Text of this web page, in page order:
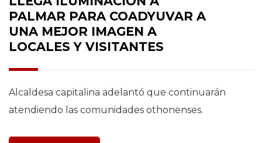
PALMAR PARA COADYUVAR A
UNA MEJOR IMAGEN A
LOCALES Y VISITANTES
Alcaldesa capitalina adelantó que continuarán
atendiendo las comunidades othonenses.